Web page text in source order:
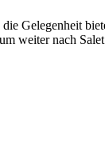
Gelegenheit
weiter nach